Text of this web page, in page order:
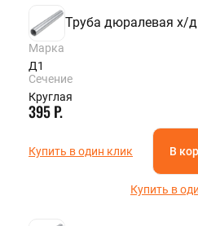
Труба дюралевая х/д
Марка
Д1
Сечение
Круглая
395 Р.
Купить в один клик В
Купить в